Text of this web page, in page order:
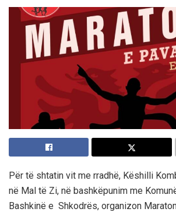
Për të shtatin vit me rradhë, Këshilli
në Mal të Zi, në bashkëpunim me
Bashkinë e Shkodrës, organizon